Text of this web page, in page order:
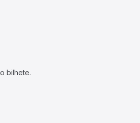
bilhete.